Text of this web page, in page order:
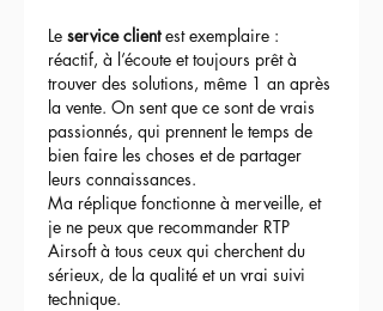
Le service client est exemplaire :
réactif, à l’écoute et toujours prêt à
trouver des solutions, même 1 an après
la vente. On sent que ce sont de vrais
passionnés, qui prennent le temps de
bien faire les choses et de partager
leurs connaissances.
Ma réplique fonctionne à merveille, et
je ne peux que recommander RTP
Airsoft à tous ceux qui cherchent du
sérieux, de la qualité et un vrai suivi
technique.